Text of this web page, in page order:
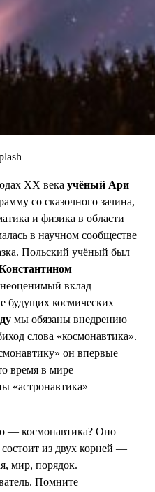
XX века учёный Ари
со сказочного зачина,
и физика в области
в научном сообществе
Польский учёный был
неоценимый вклад
будущих космических
мы обязаны внедрению
слова «космонавтика».
он впервые
время в мире
«астронавтика»
— космонавтика? Оно
из двух корней —
мир, порядок.
Помните